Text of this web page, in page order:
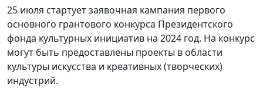
25 июля стартует заявочная кампания первого
основного грантового конкурса Президентского
фонда культурных инициатив на 2024 год. На конкурс
могут быть предоставлены проекты в области
культуры искусства и креативных (творческих)
индустрий.